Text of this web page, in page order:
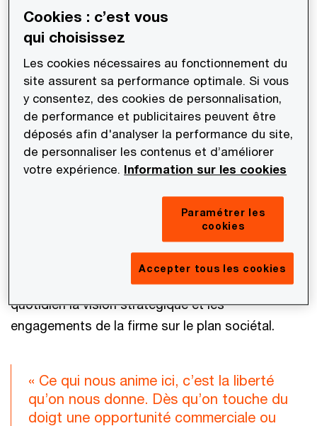
grade de Senior Associate.
Mais s’il y a bien un aspect qu’on intègre très vite
en tant que collaborateur et qui ne fait que
grandir avec le temps, c’est la responsabilité en
matière de business. Développer de nouvelles
offres et les rendre visibles auprès des
prospects, entretenir les relations avec les
clients, répondre à des appels d’offre ou formuler
des propositions commerciales, tout en
garantissant la rentabilité des missions et le
chiffre d’affaires de son équipe : ce sont autant
de challenges communs à tous les membres du
« management group » PwC, qui portent au
quotidien la vision stratégique et les
engagements de la firme sur le plan sociétal.
« Ce qui nous anime ici, c’est la liberté
qu’on nous donne. Dès qu’on touche du
doigt une opportunité commerciale ou
Cookies : c’est vous
qui choisissez
Les cookies nécessaires au fonctionnement du
site assurent sa performance optimale. Si vous
y consentez, des cookies de personnalisation,
de performance et publicitaires peuvent être
déposés afin d'analyser la performance du site,
de personnaliser les contenus et d’améliorer
votre expérience. Information sur les cookies
Paramétrer les
cookies
Accepter tous les cookies